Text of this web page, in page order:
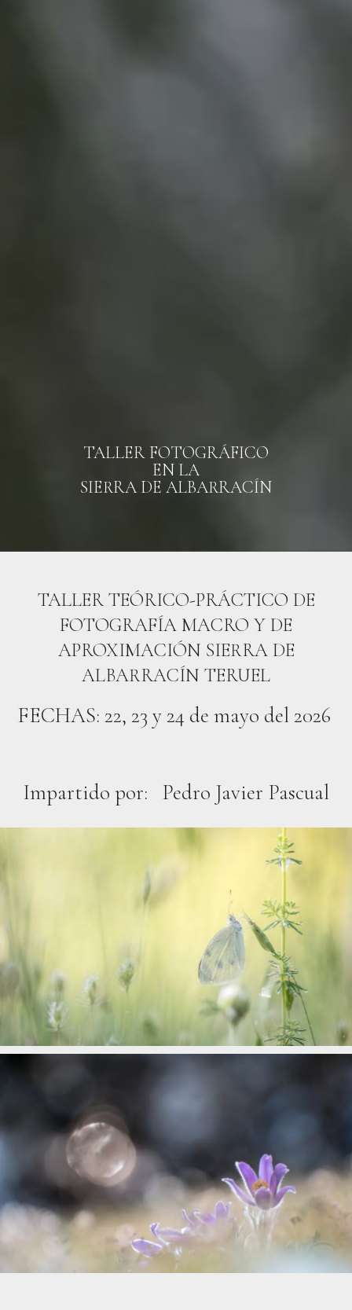
TALLER FOTOGRÁFICO
EN LA
SIERRA DE ALBARRACÍN
TALLER TEÓRICO-PRÁCTICO DE
FOTOGRAFÍA MACRO Y DE
APROXIMACIÓN SIERRA DE
ALBARRACÍN TERUEL
FECHAS: 22, 23 y 24 de mayo del 2026
Impartido por: Pedro Javier Pascual